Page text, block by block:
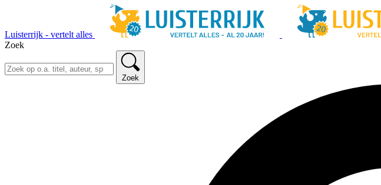
Luisterrijk - vertelt alles
Zoek
Zoek